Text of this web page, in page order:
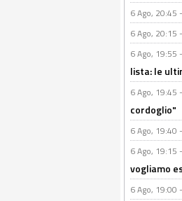
6 Ago, 20:45 -
6 Ago, 20:15 -
6 Ago, 19:55 -
lista: le
6 Ago, 19:45 -
cordoglio"
6 Ago, 19:40 -
6 Ago, 19:15 -
vogliamo
6 Ago, 19:00 -